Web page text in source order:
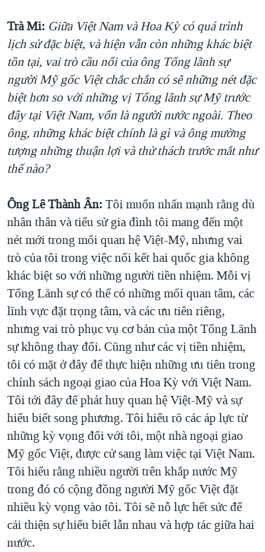
Trà Mi: Giữa Việt Nam và Hoa Kỳ có quá trình
lịch sử đặc biệt, và hiện vẫn còn những khác biệt
tồn tại, vai trò cầu nối của ông Tổng lãnh sự
người Mỹ gốc Việt chắc chắn có sẽ những nét đặc
biệt hơn so với những vị Tổng lãnh sự Mỹ trước
đây tại Việt Nam, vốn là người nước ngoài. Theo
ông, những khác biệt chính là gì và ông mường
tượng những thuận lợi và thử thách trước mắt như
thế nào?
Ông Lê Thành Ân: Tôi muốn nhấn mạnh rằng dù
nhân thân và tiểu sử gia đình tôi mang đến một
nét mới trong mối quan hệ Việt-Mỹ, nhưng vai
trò của tôi trong việc nối kết hai quốc gia không
khác biệt so với những người tiền nhiệm. Mỗi vị
Tổng Lãnh sự có thể có những mối quan tâm, các
lĩnh vực đặt trọng tâm, và các ưu tiên riêng,
nhưng vai trò phục vụ cơ bản của một Tổng Lãnh
sự không thay đổi. Cũng như các vị tiền nhiệm,
tôi có mặt ở đây để thực hiện những ưu tiên trong
chính sách ngoại giao của Hoa Kỳ với Việt Nam.
Tôi tới đây để phát huy quan hệ Việt-Mỹ và sự
hiểu biết song phương. Tôi hiểu rõ các áp lực từ
những kỳ vọng đối với tôi, một nhà ngoại giao
Mỹ gốc Việt, được cử sang làm việc tại Việt Nam.
Tôi hiểu rằng nhiều người trên khắp nước Mỹ
trong đó có cộng đồng người Mỹ gốc Việt đặt
nhiều kỳ vọng vào tôi. Tôi sẽ nỗ lực hết sức để
cải thiện sự hiểu biết lẫn nhau và hợp tác giữa hai
nước.